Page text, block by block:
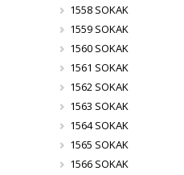
1558 SOKAK
1559 SOKAK
1560 SOKAK
1561 SOKAK
1562 SOKAK
1563 SOKAK
1564 SOKAK
1565 SOKAK
1566 SOKAK